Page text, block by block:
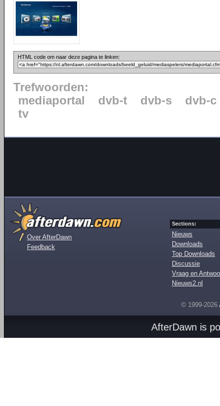
HTML code om naar deze pagina te linken:
Trefwoorden:
mediaportal
dvb-t dvb-s
dvb-c
tv
Over AfterDawn
Feedback
Sections:
Nieuws
Downloads
Top Downloads
Discussie
Vraag en
Nieuws2.nl
© 1999-2026
AfterDawn is